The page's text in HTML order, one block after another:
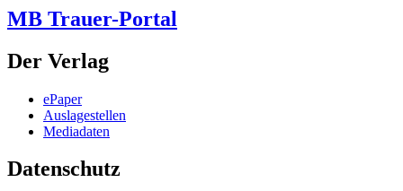
MB Trauer-Portal
Der Verlag
ePaper
Auslagestellen
Mediadaten
Datenschutz